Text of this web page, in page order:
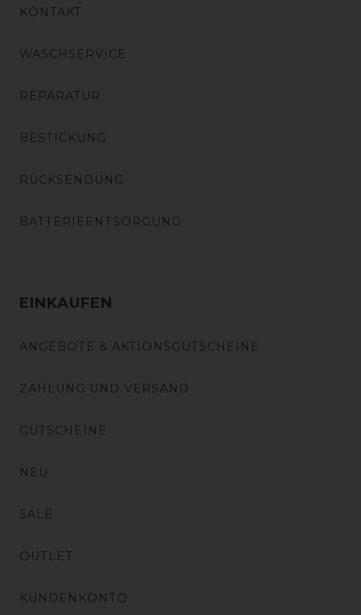
KONTAKT
WASCHSERVICE
REPARATUR
BESTICKUNG
RÜCKSENDUNG
BATTERIEENTSORGUNG
EINKAUFEN
ANGEBOTE & AKTIONSGUTSCHEINE
ZAHLUNG UND VERSAND
GUTSCHEINE
NEU
SALE
OUTLET
KUNDENKONTO